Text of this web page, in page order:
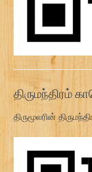
திருமந்திரம்
திருமூலரின்